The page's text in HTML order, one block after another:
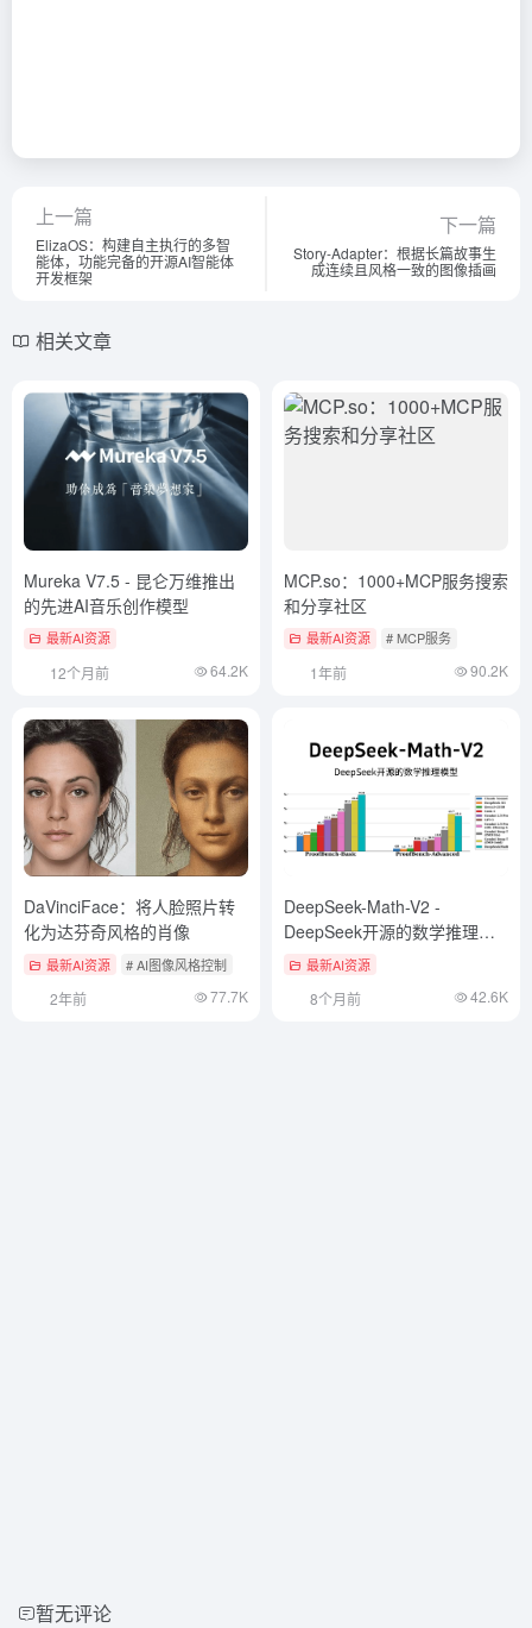
上一篇
ElizaOS：构建自主执行的多智
能体，功能完备的开源AI智能体
开发框架
下一篇
Story-Adapter：根据长篇故事生
成连续且风格一致的图像插画
相关文章
Mureka V7.5 - 昆仑万维推出
的先进AI音乐创作模型
最新AI资源
12个月前 64.2K
MCP.so：1000+MCP服务搜索
和分享社区
最新AI资源 # MCP服务
1年前 90.2K
DaVinciFace：将人脸照片转
化为达芬奇风格的肖像
最新AI资源 # AI图像风格控制
2年前 77.7K
DeepSeek-Math-V2 -
DeepSeek开源的数学推理模
型 最新AI资源
8个月前 42.6K
暂无评论